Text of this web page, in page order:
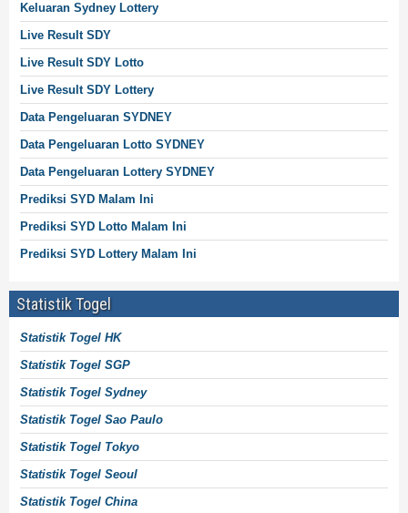
Keluaran Sydney Lottery
Live Result SDY
Live Result SDY Lotto
Live Result SDY Lottery
Data Pengeluaran SYDNEY
Data Pengeluaran Lotto SYDNEY
Data Pengeluaran Lottery SYDNEY
Prediksi SYD Malam Ini
Prediksi SYD Lotto Malam Ini
Prediksi SYD Lottery Malam Ini
Statistik Togel
Statistik Togel HK
Statistik Togel SGP
Statistik Togel Sydney
Statistik Togel Sao Paulo
Statistik Togel Tokyo
Statistik Togel Seoul
Statistik Togel China